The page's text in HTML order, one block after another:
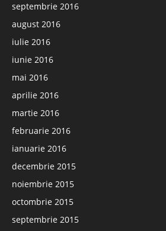
septembrie 2016
august 2016
iulie 2016
iunie 2016
mai 2016
aprilie 2016
martie 2016
februarie 2016
ianuarie 2016
decembrie 2015
noiembrie 2015
octombrie 2015
septembrie 2015